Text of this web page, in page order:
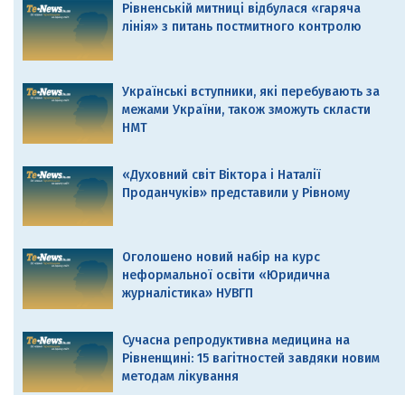
Рівненській митниці відбулася «гаряча
лінія» з питань постмитного контролю
Українські вступники, які перебувають за
межами України, також зможуть скласти
НМТ
«Духовний світ Віктора і Наталії
Проданчуків» представили у Рівному
Оголошено новий набір на курс
неформальної освіти «Юридична
журналістика» НУВГП
Сучасна репродуктивна медицина на
Рівненщині: 15 вагітностей завдяки новим
методам лікування